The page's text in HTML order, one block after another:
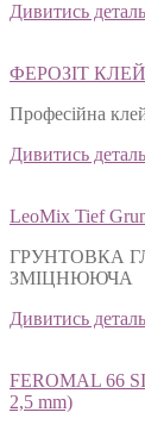
Дивитись
ФЕРОЗІТ
Професійна
Дивитись
LeoMix Tief
ГРУНТОВКА
ЗМІЦНЮЮЧА
Дивитись
FEROMAL 66
2,5 mm)